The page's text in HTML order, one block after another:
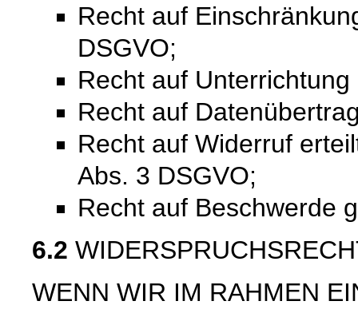
Recht auf
DSGVO;
Recht auf
Recht auf
Recht auf Widerruf
Abs. 3 DSGVO;
Recht auf Beschwerde
6.2
WENN WIR IM RAHMEN